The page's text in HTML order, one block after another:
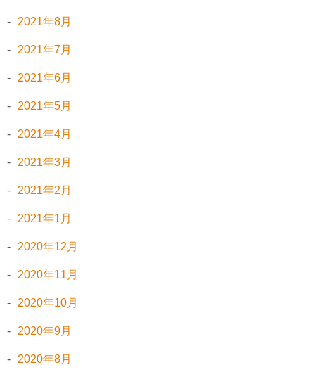
2021年8月
2021年7月
2021年6月
2021年5月
2021年4月
2021年3月
2021年2月
2021年1月
2020年12月
2020年11月
2020年10月
2020年9月
2020年8月